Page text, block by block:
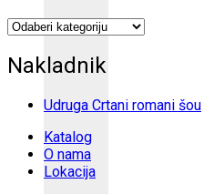
Nakladnik
Udruga Crtani romani šou
Katalog
O nama
Lokacija